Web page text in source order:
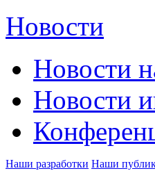
Новости
Новости
Новости
Наши разработки Наши